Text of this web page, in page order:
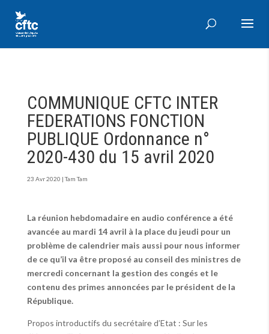
COMMUNIQUE CFTC INTER
FEDERATIONS FONCTION
PUBLIQUE Ordonnance n°
2020-430 du 15 avril 2020
23 Avr 2020 |Tam Tam
La réunion hebdomadaire en audio conférence a été
avancée au mardi 14 avril à la place du jeudi pour un
problème de calendrier mais aussi pour nous informer
de ce qu’il va être proposé au conseil des ministres de
mercredi concernant la gestion des congés et le
contenu des primes annoncées par le président de la
République.
Propos introductifs du secrétaire d’Etat : Sur les